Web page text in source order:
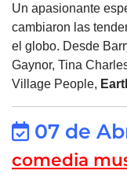
Un apasionante
cambiaron las
el globo. Desde
Gaynor, Tina
Village People,
07 de
comedia